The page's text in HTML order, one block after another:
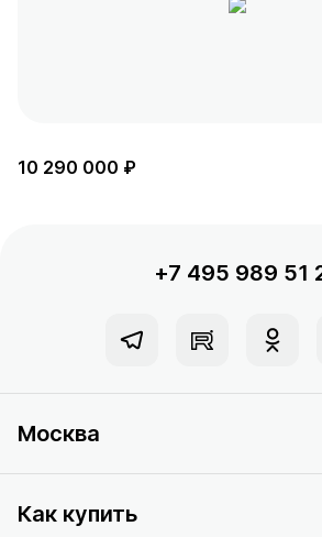
10 290 000 ₽
+7 495 989 51
Москва
Как купить